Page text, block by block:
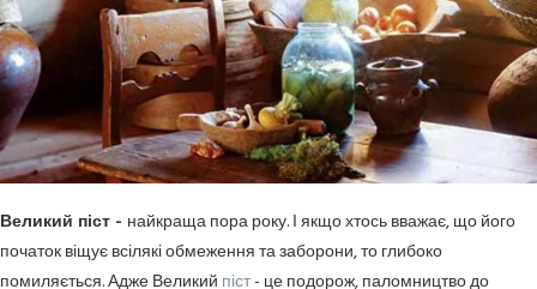
Великий піст - найкраща пора року. І якщо хтось вважає, що його
початок віщує всілякі обмеження та заборони, то глибоко
помиляється. Адже Великий піст- це подорож, паломництво до